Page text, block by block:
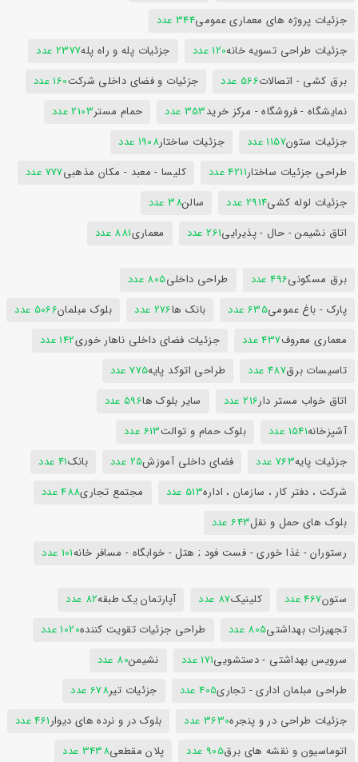
جزئیات پروژه های معماری عمومی344 عدد
جزئیات طراحی تسویه خانه120 عدد جزئیات پله و راه پله2377 عدد
برق کشی - اتصالات566 عدد جزئیات و فضای داخلی شرکت160 عدد
نمایشگاه - فروشگاه - مرکز خرید353 عدد حمام مستر2103 عدد
جزئیات ستون1157 عدد جزئیات ساختار1908 عدد
طراحی جزئیات ساختار4211 عدد کلیسا - معبد - مکان مذهبی777 عدد
جزئیات لوله کشی2914 عدد سالن38 عدد
اتاق نشیمن - حال - پذیرایی261 عدد معماری881 عدد
برق مسکونی496 عدد طراحی داخلی805 عدد
پارک - باغ عمومی635 عدد بانک ها276 عدد بلوک مبلمان5066 عدد
معماری معروف437 عدد جزئیات فضای داخلی ناهار خوری142 عدد
تاسیسات برق487 عدد طراحی اتوکد پایه775 عدد
اتاق خواب مستر دار216 عدد سایر بلوک ها596 عدد
آشپزخانه1541 عدد بلوک حمام و توالت613 عدد
جزئیات پایه763 عدد فضای داخلی آموزش25 عدد بانک41 عدد
شرکت ، دفتر کار ، سازمان ، اداره513 عدد مجتمع تجاری488 عدد
بلوک های حمل و نقل643 عدد
رستوران - غذا خوری - فست فود ; هتل - خوابگاه - مسافر خانه101 عدد
ستون467 عدد کلینیک87 عدد آپارتمان یک طبقه82 عدد
تجهیزات بهداشتی805 عدد طراحی جزئیات تقویت کننده1020 عدد
سرویس بهداشتی - دستشویی171 عدد نشیمن80 عدد
طراحی مبلمان اداری - تجاری405 عدد جزئیات تیر678 عدد
جزئیات طراحی در و پنجره3630 عدد بلوک در و نرده های دیوار461 عدد
اتوماسیون و نقشه های برق905 عدد پلان مقطعی3438 عدد